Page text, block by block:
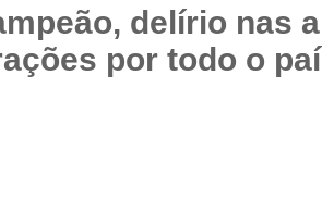
delírio nas
por todo o